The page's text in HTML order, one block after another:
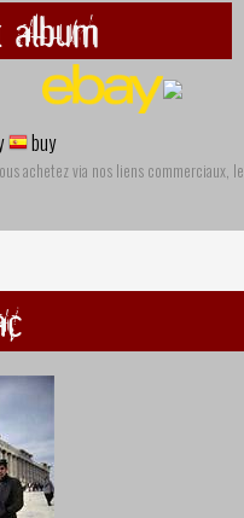
album
buy
achetez via nos liens commerciaux, le